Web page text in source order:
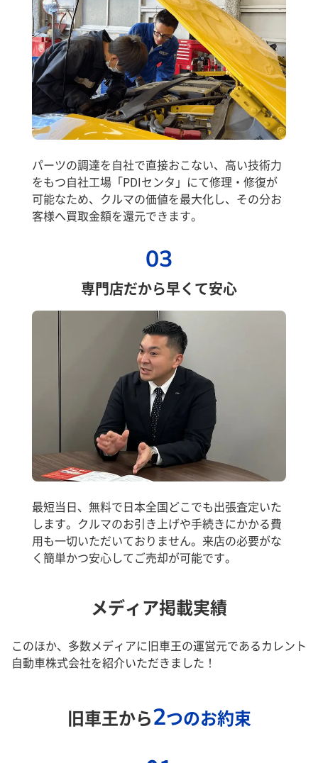
パーツの調達を自社で直接おこない、高い技術力
をもつ自社工場「PDIセンタ」にて修理・修復が
可能なため、クルマの価値を最大化し、その分お
客様へ買取金額を還元できます。
03
専門店だから早くて安心
最短当日、無料で日本全国どこでも出張査定いた
します。クルマのお引き上げや手続きにかかる費
用も一切いただいておりません。来店の必要がな
く簡単かつ安心してご売却が可能です。
メディア掲載実績
このほか、多数メディアに旧車王の運営元であるカレント
自動車株式会社を紹介いただきました！
旧車王から2つのお約束